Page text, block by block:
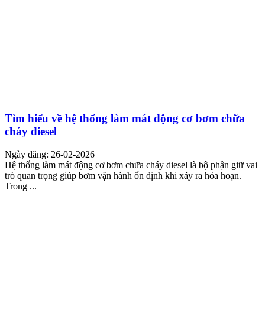
Tìm hiểu về hệ thống làm mát động cơ bơm chữa
cháy diesel
Ngày đăng: 26-02-2026
Hệ thống làm mát động cơ bơm chữa cháy diesel là bộ phận giữ vai
trò quan trọng giúp bơm vận hành ổn định khi xảy ra hỏa hoạn.
Trong ...